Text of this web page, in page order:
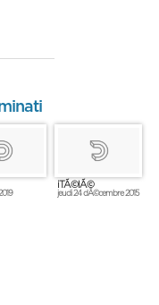
iTÃ©lÃ©
jeudi 24 dÃ©cembre 2015